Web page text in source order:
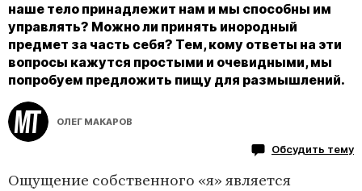
наше тело принадлежит нам и мы способны им
управлять? Можно ли принять инородный
предмет за часть себя? Тем, кому ответы на эти
вопросы кажутся простыми и очевидными, мы
попробуем предложить пищу для размышлений.
ОЛЕГ МАКАРОВ
Обсудить тему
Ощущение собственного «я» является